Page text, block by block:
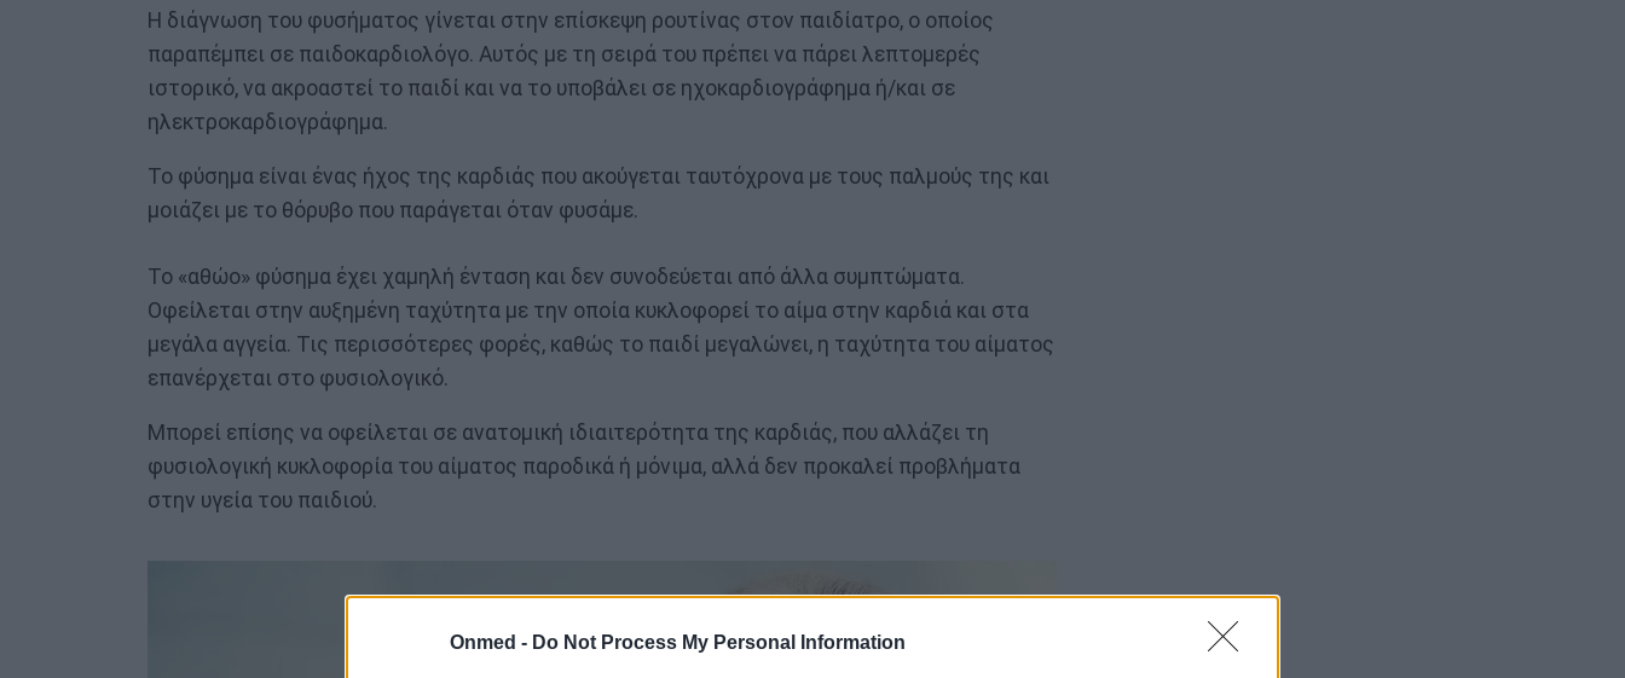
Onmed - Do Not Process My Personal Information
Η διάγνωση του φυσήματος γίνεται στην επίσκεψη ρουτίνας στον παιδίατρο, ο οποίος
παραπέμπει σε παιδοκαρδιολόγο. Αυτός με τη σειρά του πρέπει να πάρει λεπτομερές
ιστορικό, να ακροαστεί το παιδί και να το υποβάλει σε ηχοκαρδιογράφημα ή/και σε
ηλεκτροκαρδιογράφημα.
Το φύσημα είναι ένας ήχος της καρδιάς που ακούγεται ταυτόχρονα με τους παλμούς της και
μοιάζει με το θόρυβο που παράγεται όταν φυσάμε.
Το «αθώο» φύσημα έχει χαμηλή ένταση και δεν συνοδεύεται από άλλα συμπτώματα.
Οφείλεται στην αυξημένη ταχύτητα με την οποία κυκλοφορεί το αίμα στην καρδιά και στα
μεγάλα αγγεία. Τις περισσότερες φορές, καθώς το παιδί μεγαλώνει, η ταχύτητα του αίματος
επανέρχεται στο φυσιολογικό.
Μπορεί επίσης να οφείλεται σε ανατομική ιδιαιτερότητα της καρδιάς, που αλλάζει τη
φυσιολογική κυκλοφορία του αίματος παροδικά ή μόνιμα, αλλά δεν προκαλεί προβλήματα
στην υγεία του παιδιού.